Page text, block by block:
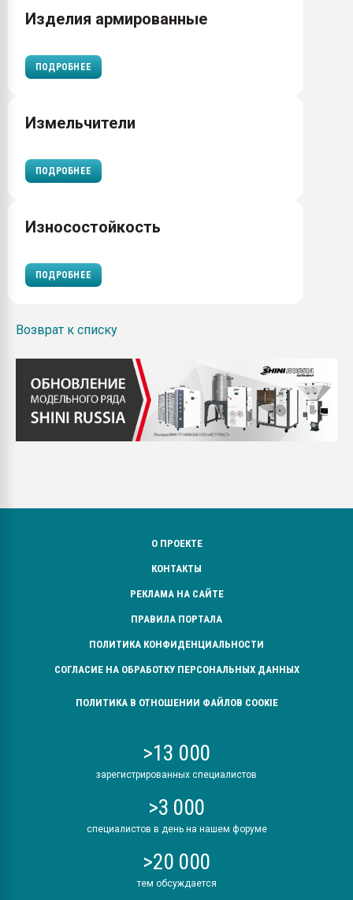
Изделия армированные
ПОДРОБНЕЕ
Измельчители
ПОДРОБНЕЕ
Износостойкость
ПОДРОБНЕЕ
Возврат к списку
О ПРОЕКТЕ
КОНТАКТЫ
РЕКЛАМА НА САЙТЕ
ПРАВИЛА ПОРТАЛА
ПОЛИТИКА КОНФИДЕНЦИАЛЬНОСТИ
СОГЛАСИЕ НА ОБРАБОТКУ ПЕРСОНАЛЬНЫХ ДАННЫХ
ПОЛИТИКА В ОТНОШЕНИИ ФАЙЛОВ COOKIE
>13 000
зарегистрированных специалистов
>3 000
специалистов в день на нашем форуме
>20 000
тем обсуждается